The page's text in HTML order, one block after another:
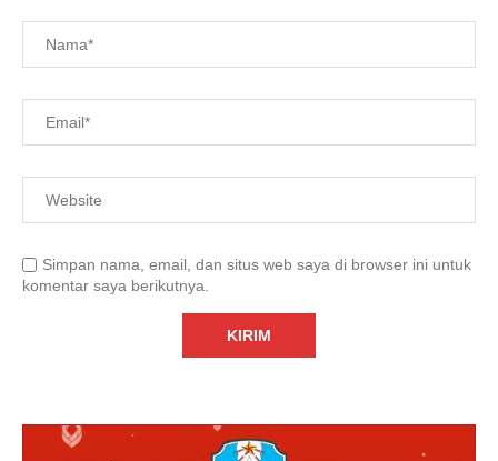
Simpan nama, email, dan situs web saya di browser ini untuk
komentar saya berikutnya.